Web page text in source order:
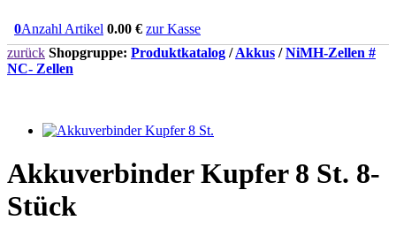
0Anzahl Artikel 0.00 € zur Kasse
zurück Shopgruppe: Produktkatalog /Akkus /NiMH-Zellen #
NC- Zellen
Akkuverbinder Kupfer 8 St. 8-
Stück